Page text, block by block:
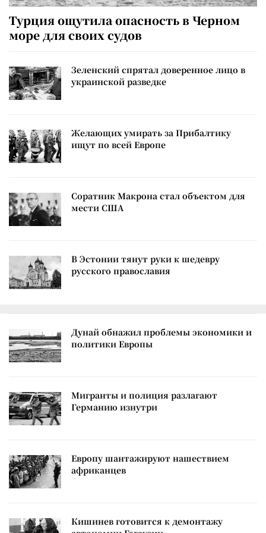
Турция ощутила опасность в Черном
море для своих судов
Зеленский спрятал доверенное лицо в
украинской разведке
Желающих умирать за Прибалтику
ищут по всей Европе
Соратник Макрона стал объектом для
мести США
В Эстонии тянут руки к шедевру
русского православия
Дунай обнажил проблемы экономики и
политики Европы
Мигранты и полиция разлагают
Германию изнутри
Европу шантажируют нашествием
африканцев
Кишинев готовится к демонтажу